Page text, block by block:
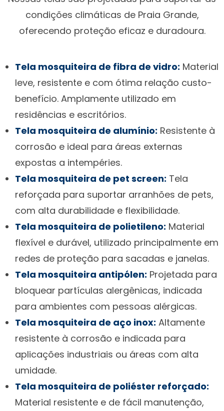
condições climáticas de Praia Grande,
oferecendo proteção eficaz e duradoura.
Tela mosquiteira de fibra de vidro: Material
leve, resistente e com ótima relação custo-
benefício. Amplamente utilizado em
residências e escritórios.
Tela mosquiteira de alumínio: Resistente à
corrosão e ideal para áreas externas
expostas a intempéries.
Tela mosquiteira de pet screen: Tela
reforçada para suportar arranhões de pets,
com alta durabilidade e flexibilidade.
Tela mosquiteira de polietileno: Material
flexível e durável, utilizado principalmente em
redes de proteção para sacadas e janelas.
Tela mosquiteira antipólen: Projetada para
bloquear partículas alergênicas, indicada
para ambientes com pessoas alérgicas.
Tela mosquiteira de aço inox: Altamente
resistente à corrosão e indicada para
aplicações industriais ou áreas com alta
umidade.
Tela mosquiteira de poliéster reforçado:
Material resistente e de fácil manutenção,